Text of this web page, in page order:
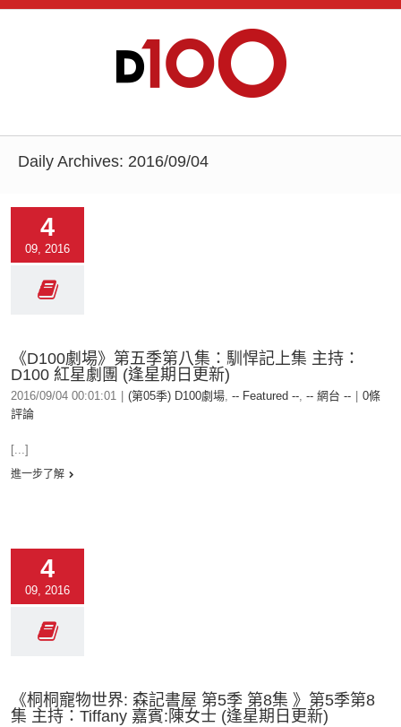
Daily Archives: 2016/09/04
4
09, 2016
《D100劇場》第五季第八集：馴悍記上集 主持：
D100 紅星劇團 (逢星期日更新)
2016/09/04 00:01:01 (第05季) D100劇場, -- Featured --, -- 網台 --
0條
評論
[...]
進一步了解
4
09, 2016
《桐桐寵物世界: 森記書屋 第5季 第8集 》第5季第8
集 主持：Tiffany 嘉賓:陳女士 (逢星期日更新)